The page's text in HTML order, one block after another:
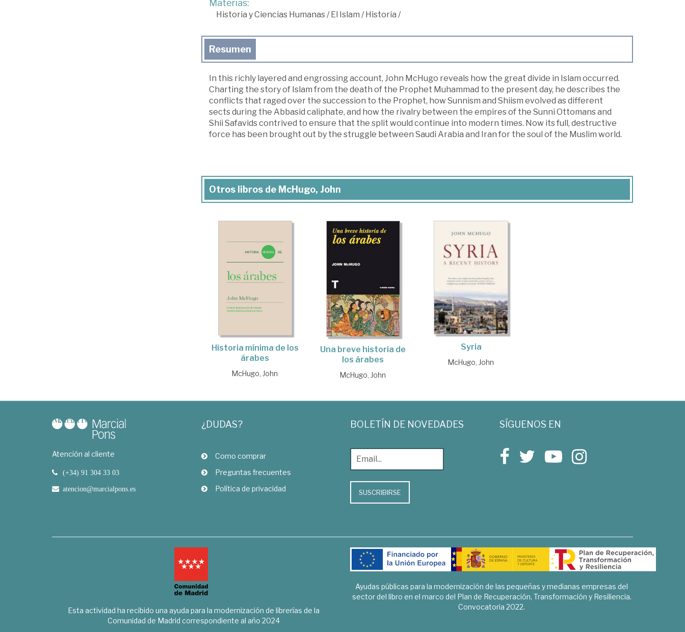
Materias:
Historia y Ciencias Humanas/ El Islam / Historia /
Resumen
In this richly layered and engrossing account, John McHugo reveals how the great divide in Islam occurred.
Charting the story of Islam from the death of the Prophet Muhammad to the present day, he describes the
conflicts that raged over the succession to the Prophet, how Sunnism and Shiism evolved as different
sects during the Abbasid caliphate, and how the rivalry between the empires of the Sunni Ottomans and
Shii Safavids contrived to ensure that the split would continue into modern times. Now its full, destructive
force has been brought out by the struggle between Saudi Arabia and Iran for the soul of the Muslim world.
Otros libros de McHugo, John
Historia mínima de los
árabes
McHugo, John
Una breve historia de
los árabes
McHugo, John
Syria
McHugo, John
Atención al cliente
(+34) 91 304 33 03
atencion@marcialpons.es
¿DUDAS?
Como comprar
Preguntas frecuentes
Política de privacidad
BOLETÍN DE NOVEDADES
SUSCRIBIRSE
SÍGUENOS EN
Esta actividad ha recibido una ayuda para la modernización de librerías de la
Comunidad de Madrid correspondiente al año 2024
Ayudas públicas para la modernización de las pequeñas y medianas empresas del
sector del libro en el marco del Plan de Recuperación, Transformación y Resiliencia.
Convocatoria 2022.